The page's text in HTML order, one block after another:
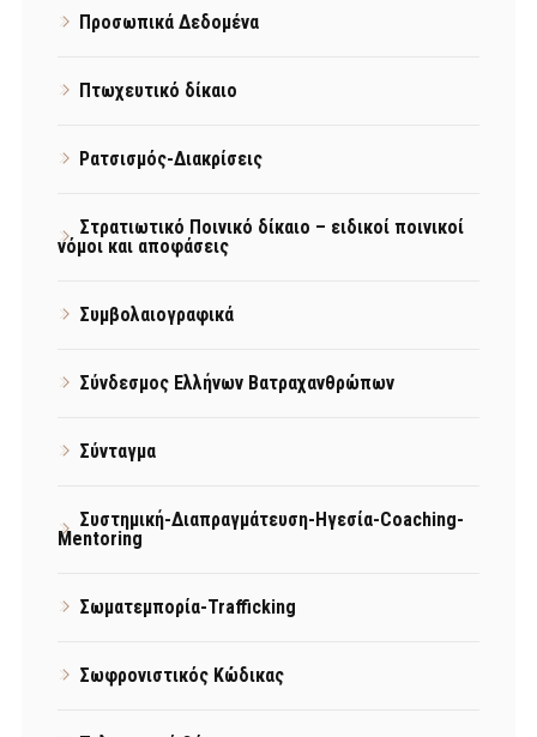
Προσωπικά Δεδομένα
Πτωχευτικό δίκαιο
Ρατσισμός-Διακρίσεις
Στρατιωτικό Ποινικό δίκαιο – ειδικοί ποινικοί
νόμοι και αποφάσεις
Συμβολαιογραφικά
Σύνδεσμος Ελλήνων Βατραχανθρώπων
Σύνταγμα
Συστημική-Διαπραγμάτευση-Ηγεσία-Coaching-
Mentoring
Σωματεμπορία-Trafficking
Σωφρονιστικός Κώδικας